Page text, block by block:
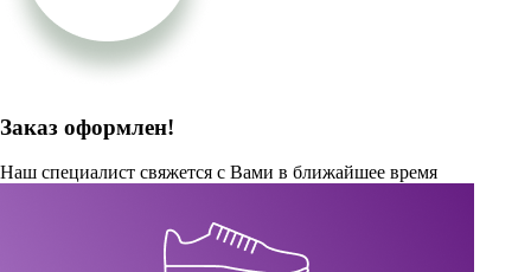
Заказ оформлен!
Наш специалист свяжется с Вами в ближайшее время